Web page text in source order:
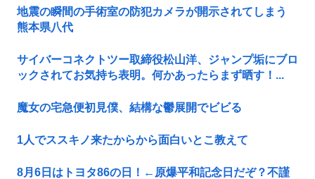
地震の瞬間の手術室の防犯カメラが開示されてしまう
熊本県八代
サイバーコネクトツー取締役松山洋、ジャンプ垢にブロ
ックされてお気持ち表明。何かあったらまず晒す！...
魔女の宅急便初見僕、結構な鬱展開でビビる
1人でススキノ来たからから面白いとこ教えて
8月6日はトヨタ86の日！←原爆平和記念日だぞ？不謹